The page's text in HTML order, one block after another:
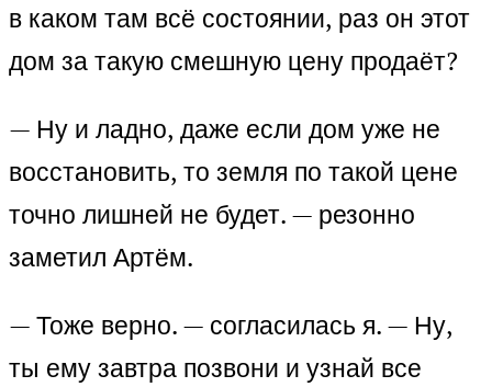
в каком там всё состоянии, раз он этот
дом за такую смешную цену продаёт?
— Ну и ладно, даже если дом уже не
восстановить, то земля по такой цене
точно лишней не будет. — резонно
заметил Артём.
— Тоже верно. — согласилась я. — Ну,
ты ему завтра позвони и узнай все